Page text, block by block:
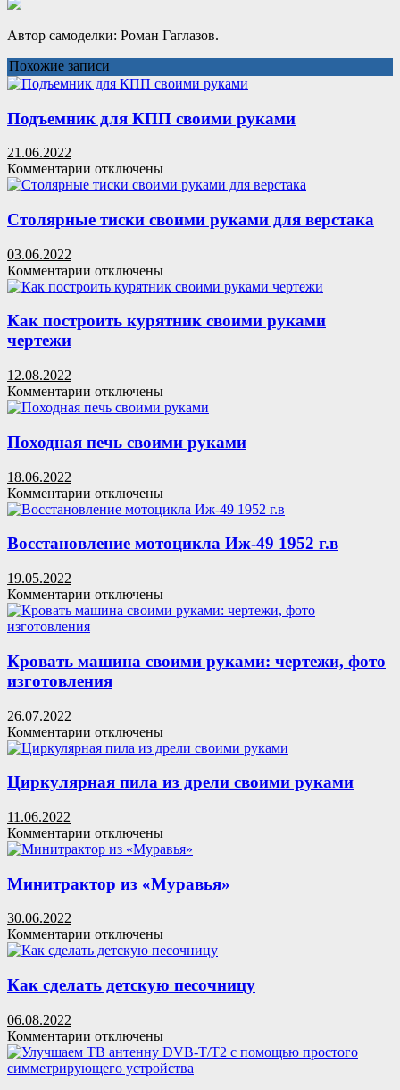
Автор самоделки: Роман Гаглазов.
Похожие записи
Подъемник для КПП своими руками
21.06.2022
Комментарии к
записи
для
КПП
отключены
Столярные тиски своими руками для верстака
03.06.2022
Комментарии к
записи
тиски
отключены
Как построить курятник своими руками
чертежи
12.08.2022
Комментарии к
записи
построить
курятник
чертежи
отключены
Походная печь своими руками
18.06.2022
Комментарии к
записи
печь
отключены
Восстановление мотоцикла Иж-49 1952 г.в
19.05.2022
Комментарии к
записи
Иж-49
1952
г.в
отключены
Кровать машина своими руками: чертежи, фото
изготовления
26.07.2022
Комментарии к
записи
машина
чертежи,
фото
изготовления
отключены
Циркулярная пила из дрели своими руками
11.06.2022
Комментарии к
записи
пила
из
своими
руками
отключены
Минитрактор из «Муравья»
30.06.2022
Комментарии к
записи
из
«Муравья»
отключены
Как сделать детскую песочницу
06.08.2022
Комментарии к
записи
Как
отключены